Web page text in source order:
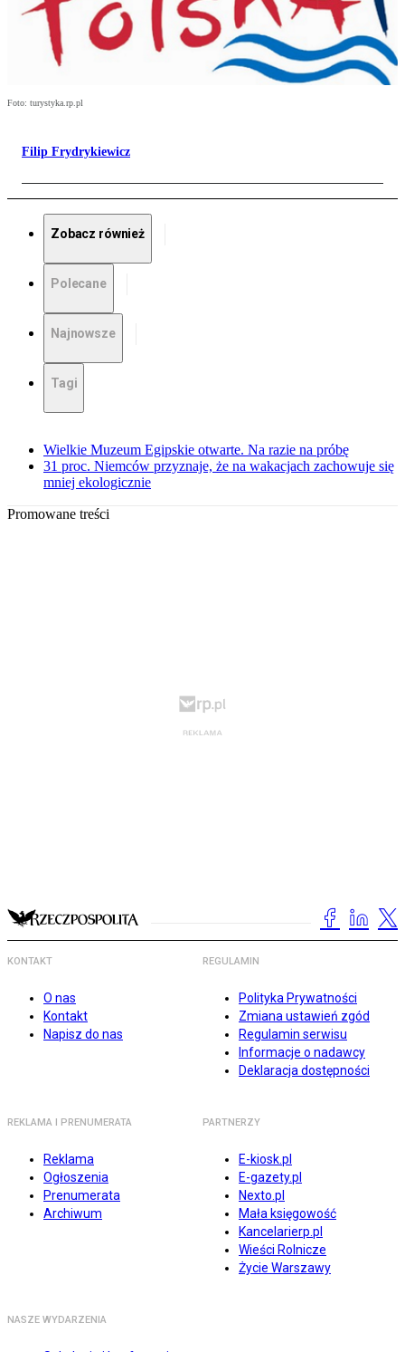
Foto: turystyka.rp.pl
Filip Frydrykiewicz
Zobacz również
Polecane
Najnowsze
Tagi
Wielkie Muzeum Egipskie otwarte. Na razie na próbę
31 proc. Niemców przyznaje, że na wakacjach zachowuje się
mniej ekologicznie
Promowane treści
KONTAKT
O nas
Kontakt
Napisz do nas
REGULAMIN
Polityka Prywatności
Zmiana ustawień zgód
Regulamin serwisu
Informacje o nadawcy
Deklaracja dostępności
REKLAMA I PRENUMERATA
Reklama
Ogłoszenia
Prenumerata
Archiwum
PARTNERZY
E-kiosk.pl
E-gazety.pl
Nexto.pl
Mała księgowość
Kancelarierp.pl
Wieści Rolnicze
Życie Warszawy
NASZE WYDARZENIA